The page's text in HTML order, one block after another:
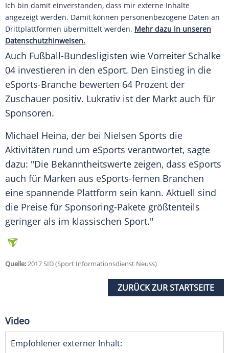
Ich bin damit einverstanden, dass mir externe Inhalte
angezeigt werden. Damit können personenbezogene Daten an
Drittplattformen übermittelt werden. Mehr dazu in unseren
Datenschutzhinweisen.
Auch Fußball-Bundesligisten wie Vorreiter Schalke
04 investieren in den eSport. Den Einstieg in die
eSports-Branche bewerten 64 Prozent der
Zuschauer positiv. Lukrativ ist der Markt auch für
Sponsoren.
Michael Heina, der bei Nielsen Sports die
Aktivitäten rund um eSports verantwortet, sagte
dazu: "Die Bekanntheitswerte zeigen, dass eSports
auch für Marken aus eSports-fernen Branchen
eine spannende Plattform sein kann. Aktuell sind
die Preise für Sponsoring-Pakete größtenteils
geringer als im klassischen Sport."
Quelle:2017 SID (Sport Informationsdienst Neuss)
ZURÜCK ZUR STARTSEITE
Video
Empfohlener externer Inhalt: